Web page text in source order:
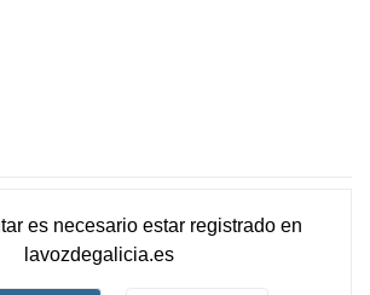
es necesario estar registradoen
lavozdegalicia.es